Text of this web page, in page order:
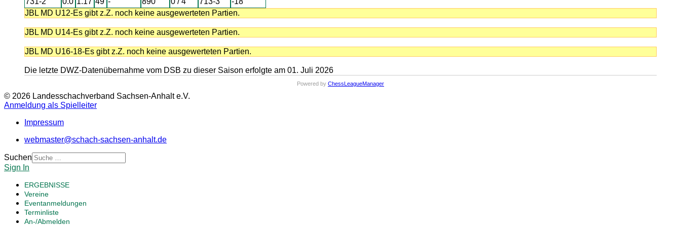
JBL MD U12-Es gibt z.Z. noch keine ausgewerteten Partien.
JBL MD U14-Es gibt z.Z. noch keine ausgewerteten Partien.
JBL MD U16-18-Es gibt z.Z. noch keine ausgewerteten Partien.
Die letzte DWZ-Datenübernahme vom DSB zu dieser Saison erfolgte am 01. Juli 2026
Powered by ChessLeagueManager
© 2026 Landesschachverband Sachsen-Anhalt e.V.
Anmeldung als Spielleiter
Impressum
webmaster@schach-sachsen-anhalt.de
Suchen
Sign In
ERGEBNISSE
Vereine
Eventanmeldungen
Terminliste
An-/Abmelden